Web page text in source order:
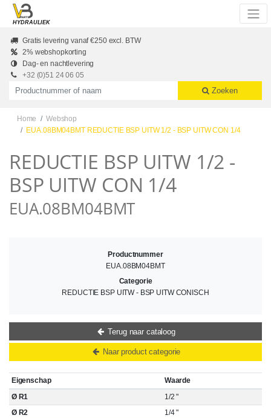
Skip to main content
HYDRAULIEK
Gratis levering vanaf €250 excl. BTW
2% webshopkorting
Dag- en nachtlevering
+32 (0)51 24 06 05
Productnummer of naam
Zoeken
Home
Webshop
EUA.08BM04BMT REDUCTIE BSP UITW 1/2 - BSP UITW CON 1/4
REDUCTIE BSP UITW 1/2 -
BSP UITW CON 1/4
EUA.08BM04BMT
Eigenschap
Waarde
Ø R1
1/2 "
Ø R2
1/4 "
Productnummer
EUA.08BM04BMT
Categorie
REDUCTIE BSP UITW - BSP UITW CONISCH
Terug naar cataloog
Naar product categorie